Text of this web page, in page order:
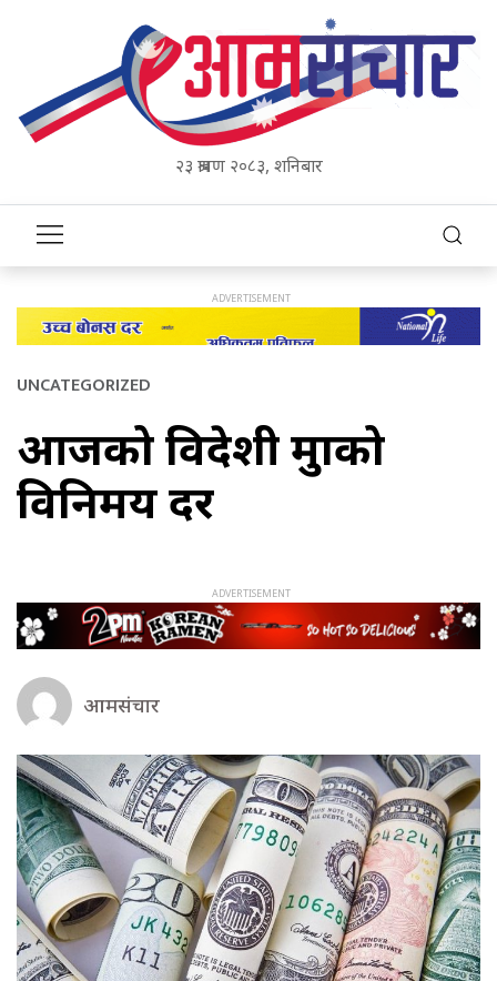
२३ श्रावण २०८३, शनिबार
UNCATEGORIZED
आजको विदेशी मुद्राको
विनिमय दर
आमसंचार